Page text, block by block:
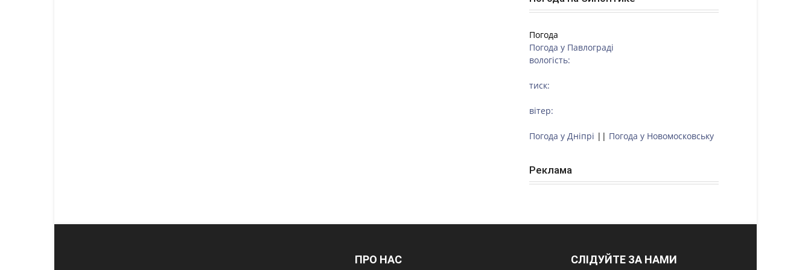
Погода
Погода у Павлограді
вологість:
тиск:
вітер:
Погода у Дніпрі || Погода у Новомосковську
Реклама
ПРО НАС СЛІДУЙТЕ ЗА НАМИ